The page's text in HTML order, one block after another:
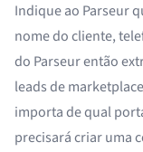
Indique ao Parseur
nome do cliente,
do Parseur então
leads de
importa de qual
precisará criar uma